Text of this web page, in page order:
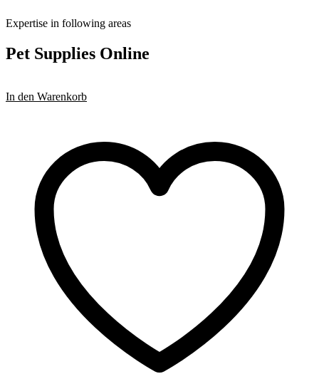
Expertise in following areas
Pet Supplies Online
In den Warenkorb